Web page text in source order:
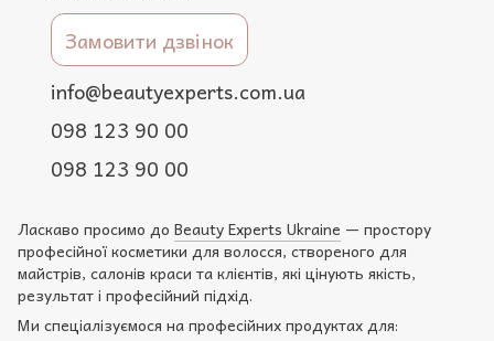
Замовити дзвінок
info@beautyexperts.com.ua
098 123 90 00
098 123 90 00
Ласкаво просимо до Beauty Experts Ukraine — простору
професійної косметики для волосся, створеного для
майстрів, салонів краси та клієнтів, які цінують якість,
результат і професійний підхід.
Ми спеціалізуємося на професійних продуктах для: